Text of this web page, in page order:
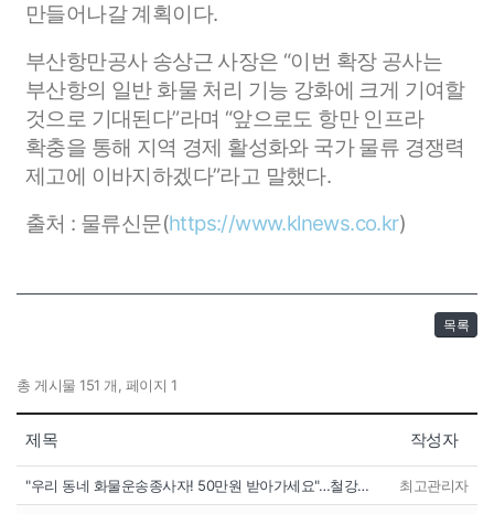
만들어나갈 계획이다.
부산항만공사 송상근 사장은 “이번 확장 공사는
부산항의 일반 화물 처리 기능 강화에 크게 기여할
것으로 기대된다”라며 “앞으로도 항만 인프라
확충을 통해 지역 경제 활성화와 국가 물류 경쟁력
제고에 이바지하겠다”라고 말했다.
출처 : 물류신문(https://www.klnews.co.kr)
목록
총 게시물 151 개, 페이지 1
제목 작성자
"우리 동네 화물운송종사자! 50만원 받아가세요"…철강… 최고관리자